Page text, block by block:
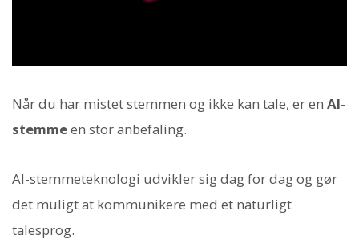
Når du har mistet stemmen og ikke kan tale, er en AI-
stemmeen stor anbefaling.
AI-stemmeteknologi udvikler sig dag for dag og gør
det muligt at kommunikere med et naturligt
talesprog.